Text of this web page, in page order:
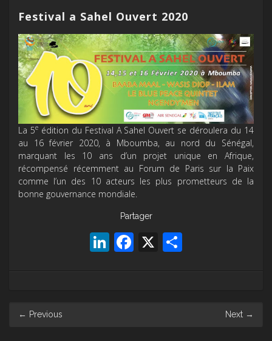
Festival a Sahel Ouvert 2020
La 5eédition du Festival A Sahel Ouvert se déroulera du 14
au 16 février 2020, à Mboumba, au nord du Sénégal,
marquant les 10 ans d’un projet unique en Afrique,
récompensé récemment au Forum de Paris sur la Paix
comme l’un des 10 acteurs les plus prometteurs de la
bonne gouvernance mondiale.
Partager
LinkedIn
Facebook
X
navigation
← Previous Next →